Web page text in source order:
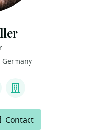
Company
Contact